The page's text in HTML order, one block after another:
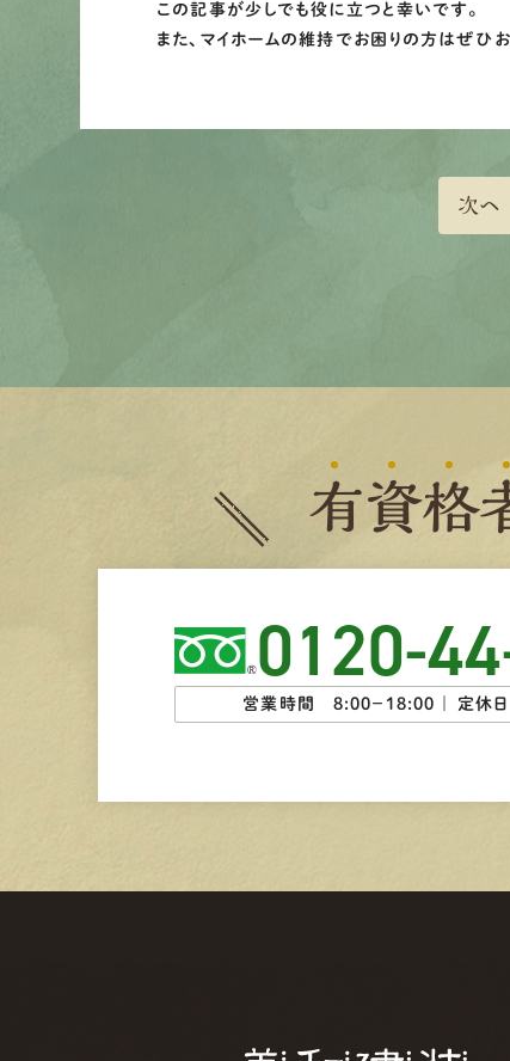
この記事が少しでも役に立つと幸いです。
また、マイホームの維持でお困りの方はぜひ
次へ
有資格
0120-
営業時間 8:00−18:00 ｜ 定休